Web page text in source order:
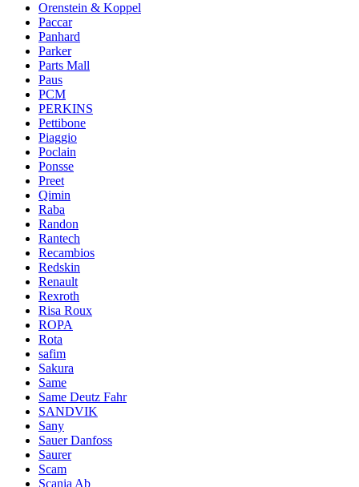
Orenstein & Koppel
Paccar
Panhard
Parker
Parts Mall
Paus
PCM
PERKINS
Pettibone
Piaggio
Poclain
Ponsse
Preet
Qimin
Raba
Randon
Rantech
Recambios
Redskin
Renault
Rexroth
Risa Roux
ROPA
Rota
safim
Sakura
Same
Same Deutz Fahr
SANDVIK
Sany
Sauer Danfoss
Saurer
Scam
Scania Ab